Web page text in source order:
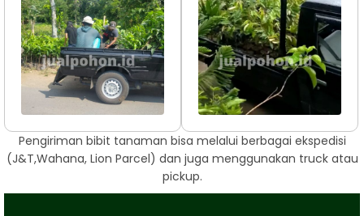
Pengiriman bibit tanaman bisa melalui berbagai ekspedisi
(J&T,Wahana, Lion Parcel) dan juga menggunakan truck atau
pickup.